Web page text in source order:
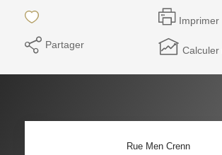
Imprimer
Partager Calculer
Rue Men Crenn